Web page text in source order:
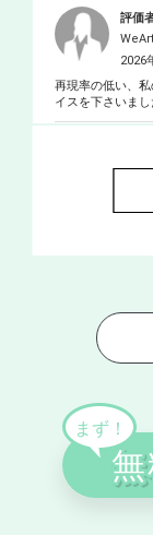
楽団、『外套』
ん』(04年)で東
ティフィルハー
評価
2026
再現率の低い、
イスを下さいまし